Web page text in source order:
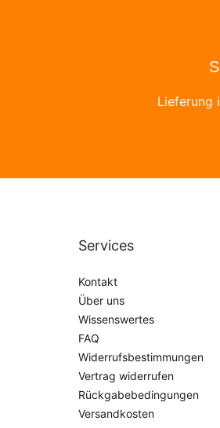
Lieferung
Services
Kontakt
Über uns
Wissenswertes
FAQ
Widerrufsbestimmungen
Vertrag widerrufen
Rückgabebedingungen
Versandkosten